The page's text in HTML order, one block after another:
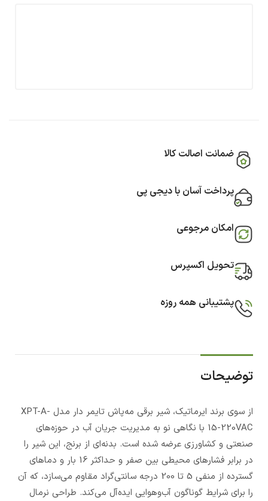
ضمانت اصالت کالا
پرداخت آسان با دیجی پی
امکان مرجوعی
تحویل اکسپرس
پشتیبانی همه روزه
توضیحات
از سوی برند ایرماتیک، شیر برقی مه‌پاش تایمر دار مدل XPT-A-
15-220VAC با نگاهی نو به مدیریت جریان آب در حوزه‌های
صنعتی و کشاورزی عرضه شده است. بدنه‌ای از برنج، این شیر را
در برابر فشارهای محیطی بین صفر و حداکثر 16 بار و دماهای
گسترده از منفی 5 تا 200 درجه سانتی‌گراد مقاوم می‌سازد، که آن
را برای شرایط گوناگون آب‌وهوایی ایده‌آل می‌کند. طراحی نرمال